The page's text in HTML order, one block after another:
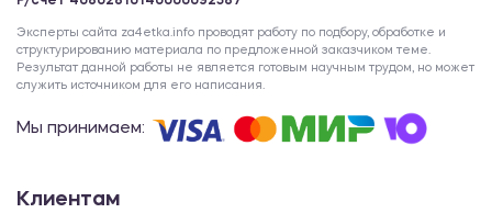
Эксперты сайта za4etka.info проводят работу по подбору, обработке и
структурированию материала по предложенной заказчиком теме.
Результат данной работы не является готовым научным трудом, но может
служить источником для его написания.
Мы принимаем:
Клиентам